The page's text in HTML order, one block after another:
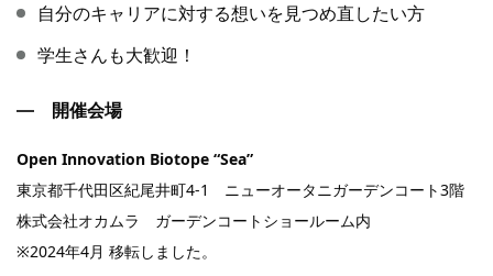
自分のキャリアに対する想いを見つめ直したい方
学生さんも大歓迎！
開催会場
Open Innovation Biotope “Sea”
東京都千代田区紀尾井町4-1 ニューオータニガーデンコート3階
株式会社オカムラ ガーデンコートショールーム内
※2024年4月 移転しました。